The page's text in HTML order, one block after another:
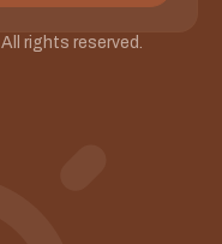
. All rights reserved.